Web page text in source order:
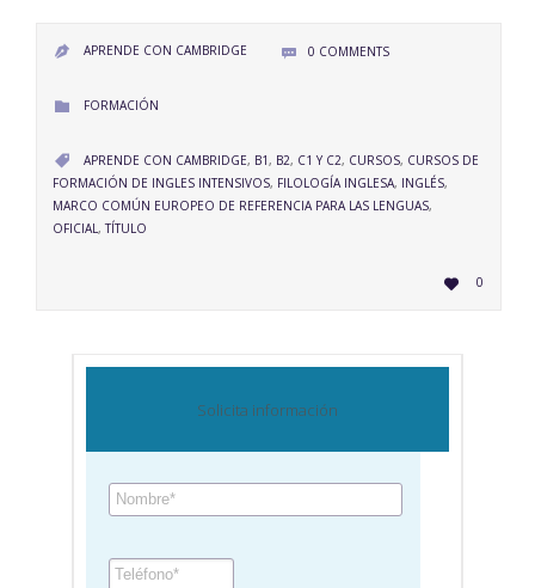
 APRENDE CON CAMBRIDGE  0 COMMENTS
 CATEGORY
FORMACIÓN
 CATEGORY
APRENDE CON CAMBRIDGE, B1, B2, C1 Y C2, CURSOS, CURSOS DE
FORMACIÓN DE INGLES INTENSIVOS, FILOLOGÍA INGLESA, INGLÉS,
MARCO COMÚN EUROPEO DE REFERENCIA PARA LAS LENGUAS,
OFICIAL,TÍTULO
 LOVE
IT0
Solicita información